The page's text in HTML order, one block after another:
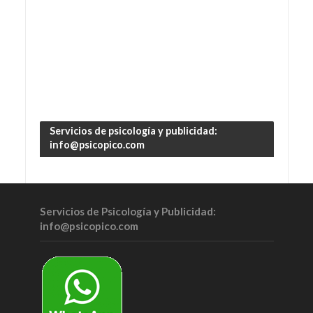
Servicios de psicología y publicidad:
info@psicopico.com
Servicios de Psicología y Publicidad:
info@psicopico.com